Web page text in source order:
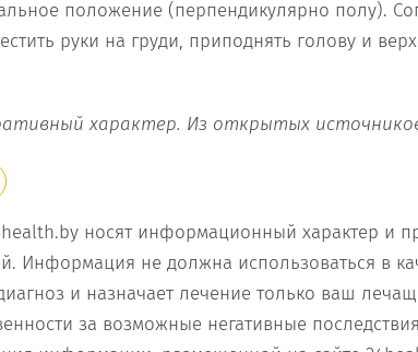
положение (перпендикулярно полу).
руки на груди, приподнять голову и
характер. Из открытых
носят информационный характер и
Информация не должна использоваться в
и назначает лечение только ваш
за возможные негативные